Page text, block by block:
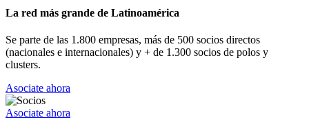
La red más grande de Latinoamérica
Se parte de las 1.800 empresas, más de 500 socios directos
(nacionales e internacionales) y + de 1.300 socios de polos y
clusters.
Asociate ahora
Asociate ahora